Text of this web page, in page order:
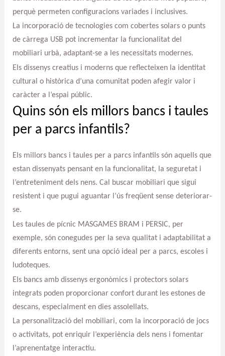
perquè permeten configuracions variades i inclusives.
La incorporació de tecnologies com cobertes solars o punts
de càrrega USB pot incrementar la funcionalitat del
mobiliari urbà, adaptant-se a les necessitats modernes.
Els dissenys creatius i moderns que reflecteixen la identitat
cultural o històrica d’una comunitat poden afegir valor i
caràcter a l’espai públic.
Quins són els millors bancs i taules
per a parcs infantils?
Els millors bancs i taules per a parcs infantils són aquells que
estan dissenyats pensant en la funcionalitat, la seguretat i
l’entreteniment dels nens. Cal buscar mobiliari que sigui
resistent i que pugui aguantar l’ús freqüent sense deteriorar-
se.
Les taules de pícnic MASGAMES BRAM i PERSIC, per
exemple, són conegudes per la seva qualitat i adaptabilitat a
diferents entorns, sent una opció ideal per a parcs, escoles i
ludoteques.
Els bancs amb dissenys ergonòmics i protectors solars
integrats poden proporcionar confort durant les estones de
descans, especialment en dies assolellats.
La personalització del mobiliari, com la incorporació de jocs
o activitats, pot enriquir l’experiència dels nens i fomentar
l’aprenentatge interactiu.